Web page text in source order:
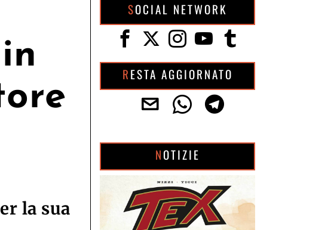
la sua
SOCIAL NETWORK
RESTA AGGIORNATO
NOTIZIE